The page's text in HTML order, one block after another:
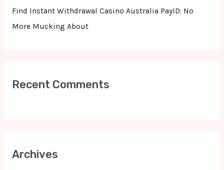
Find Instant Withdrawal Casino Australia PayID: No
More Mucking About
Recent Comments
Archives